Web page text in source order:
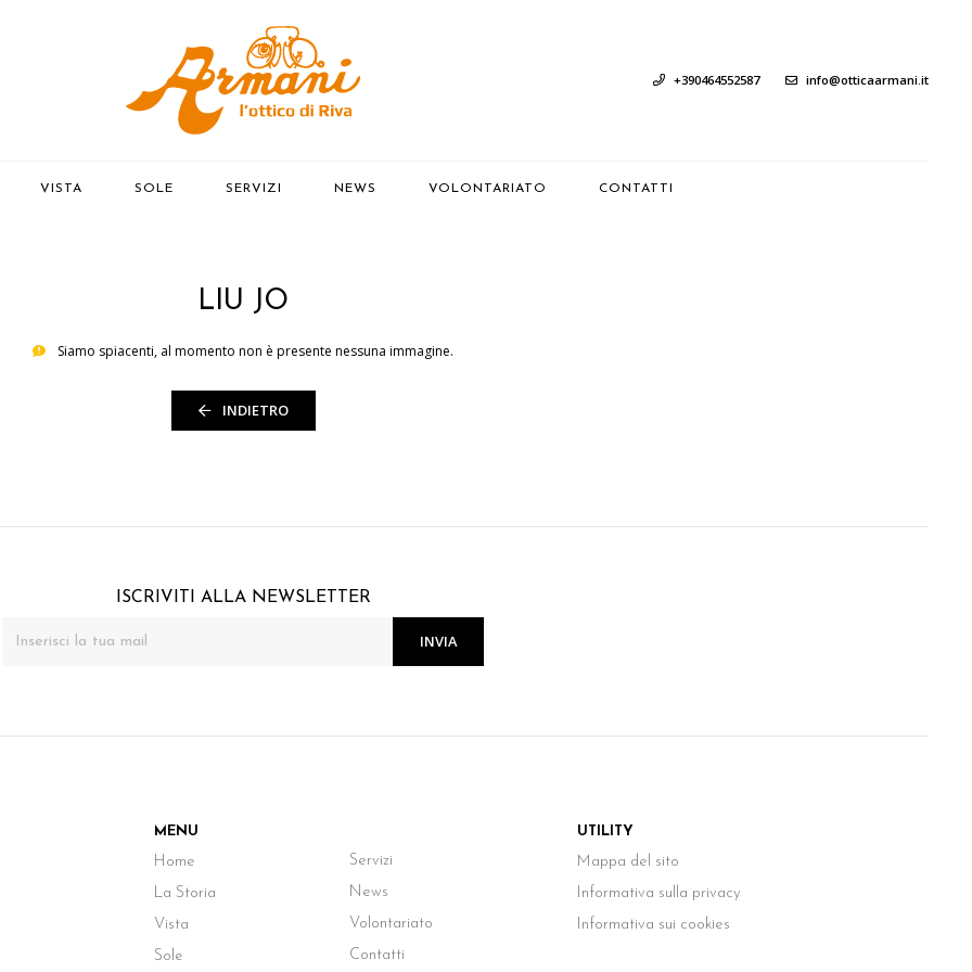
+390464552587 info@otticaarmani.it
VISTA SOLE SERVIZI NEWS (PAGINA CORRENTE)
VOLONTARIATO CONTATTI
LIU JO
Siamo spiacenti, al momento non è presente nessuna immagine.
INDIETRO
ISCRIVITI ALLA NEWSLETTER
INVIA
MENU
Home
La Storia
Vista
Sole
Servizi
News(Pagina corrente)
Volontariato
Contatti
UTILITY
Mappa del sito
Informativa sulla privacy
Informativa sui cookies